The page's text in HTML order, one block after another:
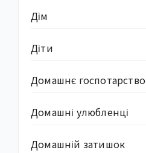
Дім
Діти
Домашнє госпотарство
Домашні улюбленці
Домашній затишок